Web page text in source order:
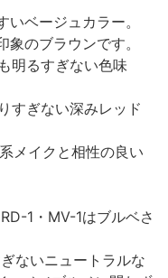
ベージュカラー。
のブラウンです。
明るすぎない色味
すぎない深みレッド
メイクと相性の良い
1・MV-1はブルベさ
ないニュートラルな